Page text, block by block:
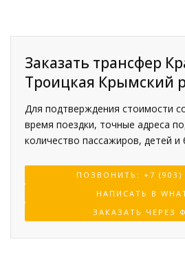
Заказать трансфер
Троицкая Крымский
Для подтверждения стоимости
время поездки, точные адреса
количество пассажиров, детей и
ПОЗВОНИТЬ: +7 (903)
НАПИСАТЬ В
ЗАКАЗАТЬ ЧЕРЕЗ